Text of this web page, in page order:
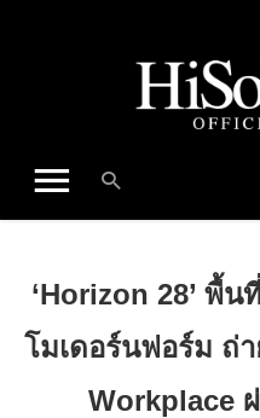
‘Horizon 28’ พื้
โมเดอร์นฟอร์ม ถ่
Workplace